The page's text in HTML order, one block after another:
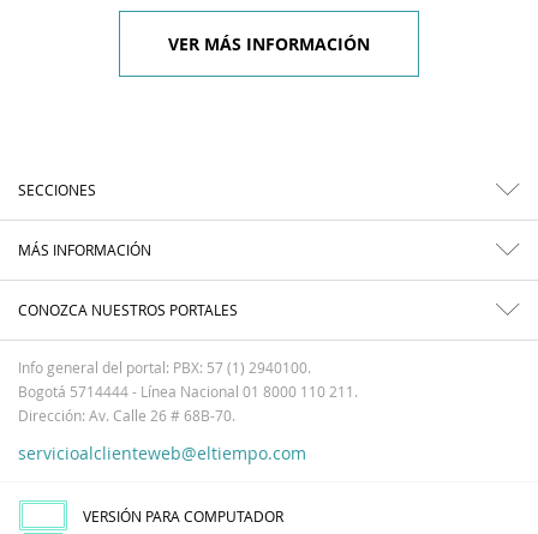
VER MÁS INFORMACIÓN
SECCIONES
MÁS INFORMACIÓN
CONOZCA NUESTROS PORTALES
Info general del portal: PBX: 57 (1) 2940100.
Bogotá 5714444 - Línea Nacional 01 8000 110 211.
Dirección: Av. Calle 26 # 68B-70.
servicioalclienteweb@eltiempo.com
VERSIÓN PARA COMPUTADOR